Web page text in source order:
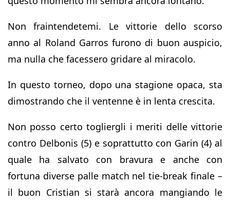
Non fraintendetemi. Le vittorie dello scorso
anno al Roland Garros furono di buon auspicio,
ma nulla che facessero gridare al miracolo.
In questo torneo, dopo una stagione opaca, sta
dimostrando che il ventenne è in lenta crescita.
Non posso certo togliergli i meriti delle vittorie
contro Delbonis (5) e soprattutto con Garin (4) al
quale ha salvato con bravura e anche con
fortuna diverse palle match nel tie-break finale –
il buon Cristian si starà ancora mangiando le